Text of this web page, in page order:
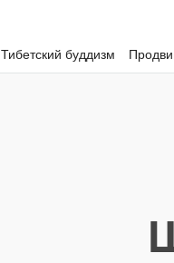
Тибетский буддизм